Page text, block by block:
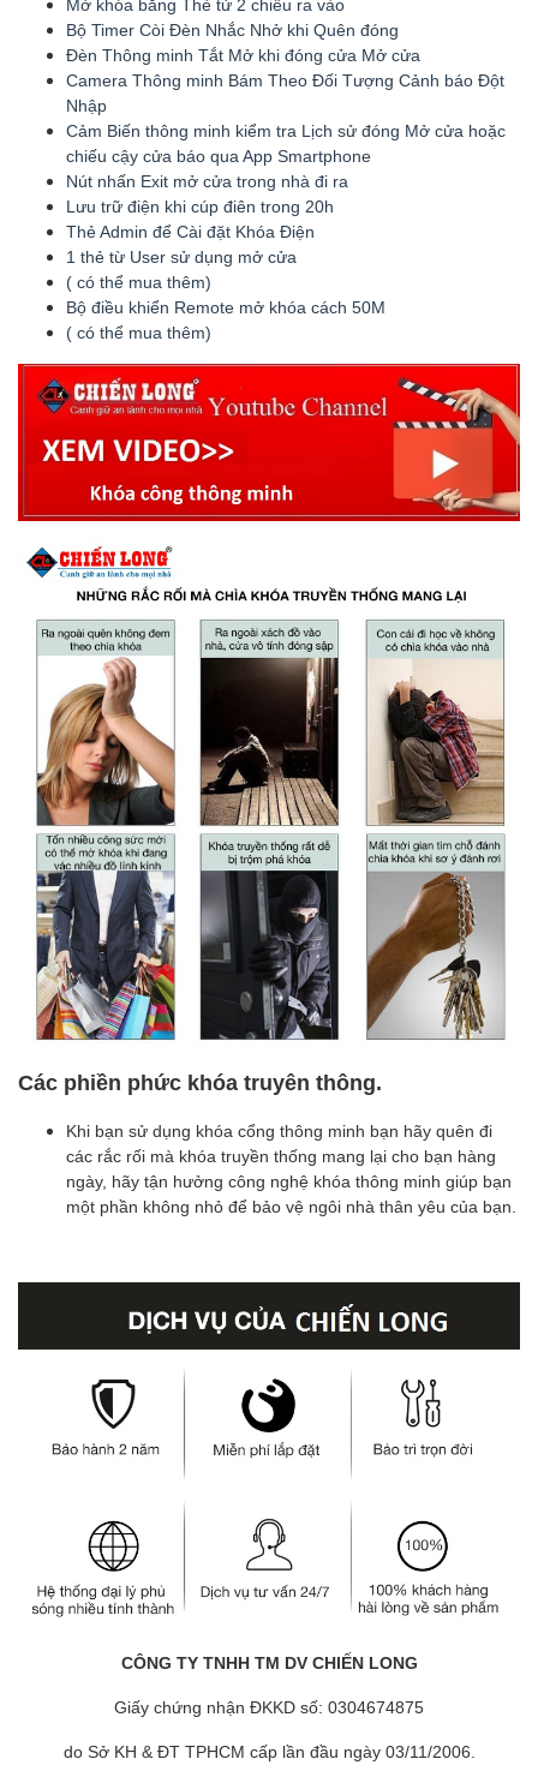
Mở khóa bằng Thẻ tử 2 chiều ra vào
Bộ Timer Còi Đèn Nhắc Nhở khi Quên đóng
Đèn Thông minh Tắt Mở khi đóng cửa Mở cửa
Camera Thông minh Bám Theo Đối Tượng Cảnh báo Đột
Nhập
Cảm Biến thông minh kiểm tra Lịch sử đóng Mở cửa hoặc
chiếu cậy cửa báo qua App Smartphone
Nút nhấn Exit mở cửa trong nhà đi ra
Lưu trữ điện khi cúp điên trong 20h
Thẻ Admin để Cài đặt Khóa Điện
1 thẻ từ User sử dụng mở cửa
( có thể mua thêm)
Bộ điều khiển Remote mở khóa cách 50M
( có thể mua thêm)
Các phiền phức khóa truyên thông.
Khi bạn sử dụng khóa cổng thông minh bạn hãy quên đi
các rắc rối mà khóa truyền thống mang lại cho bạn hàng
ngày, hãy tận hưởng công nghệ khóa thông minh giúp bạn
một phần không nhỏ để bảo vệ ngôi nhà thân yêu của bạn.
CÔNG TY TNHH TM DV CHIẾN LONG
Giấy chứng nhận ĐKKD số: 0304674875
do Sở KH & ĐT TPHCM cấp lần đầu ngày 03/11/2006.